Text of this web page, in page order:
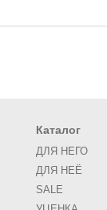
Каталог
ДЛЯ НЕГО
ДЛЯ НЕЁ
SALE